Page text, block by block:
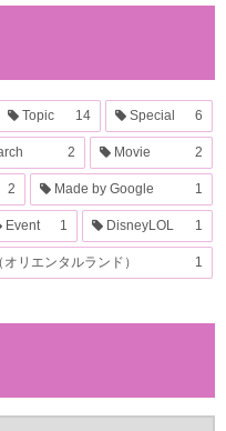
Topic 14 Special 6
2 Movie 2
2 Made by Google 1
Event 1 DisneyLOL 1
リエンタルランド） 1